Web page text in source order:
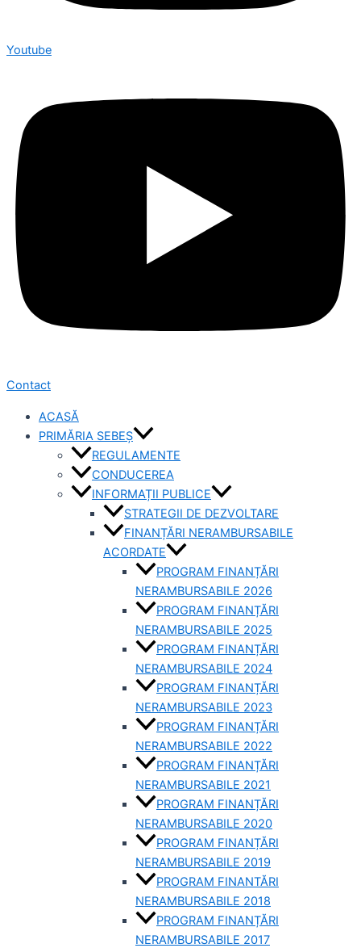
Youtube
Contact
ACASĂ
PRIMĂRIA SEBEȘ
REGULAMENTE
CONDUCEREA
INFORMAȚII PUBLICE
STRATEGII DE DEZVOLTARE
FINANȚĂRI NERAMBURSABILE
ACORDATE
PROGRAM FINANȚĂRI
NERAMBURSABILE 2026
PROGRAM FINANȚĂRI
NERAMBURSABILE 2025
PROGRAM FINANȚĂRI
NERAMBURSABILE 2024
PROGRAM FINANȚĂRI
NERAMBURSABILE 2023
PROGRAM FINANȚĂRI
NERAMBURSABILE 2022
PROGRAM FINANȚĂRI
NERAMBURSABILE 2021
PROGRAM FINANȚĂRI
NERAMBURSABILE 2020
PROGRAM FINANȚĂRI
NERAMBURSABILE 2019
PROGRAM FINANTĂRI
NERAMBURSABILE 2018
PROGRAM FINANȚĂRI
NERAMBURSABILE 2017